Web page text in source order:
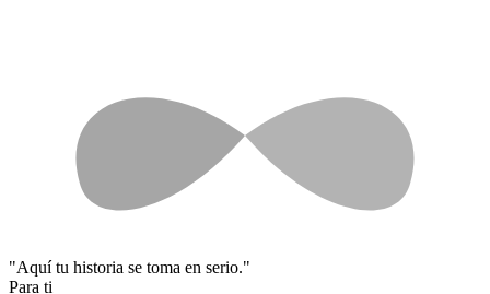
"Aquí tu historia se toma en serio."
Para ti